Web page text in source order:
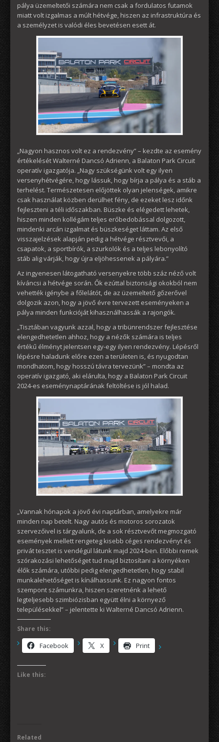
pálya üzemeltetői számára nem csak a fordulatos futamok
miatt volt izgalmas a múlt hétvége, hiszen az infrastruktúra és
a személyzet is valódi éles bevetésen esett át.
„Nagyon hasznos volt ez a rendezvény” – kezdte az esemény
értékelését Walterné Dancsó Adrienn, a Balaton Park Circuit
operatív igazgatója. „Nagy szükségünk volt egy ilyen
versenyhétvégére, hogy lássuk, hogy bírja a pálya és a stáb a
terhelést. Természetesen előjöttek olyan jelenségek, amikre
csak használat közben derülhet fény, de ezeket lesz időnk
fejleszteni a téli időszakban. Büszke és elégedett lehetek,
hiszen minden kollégám teljes erőbedobással dolgozott,
mindenki arcán izgalmat és büszkeséget láttam. Az első
visszajelzések alapján pedig a hétvége résztvevői, a
csapatok, a sportbírók, a szurkolók és a teljes lebonyolító
stáb alig várják, hogy újra eljöhessenek a pályára.”
Az ingyenesen látogatható versenyekre több száz néző volt
kíváncsi a hétvége során. Ők ezúttal biztonsági okokból nem
vehették igénybe a főlelátót, de az üzemeltető gőzerővel
dolgozik azon, hogy a jövő évre tervezett eseményeken a
pálya minden funkcióját kihasználhassák a rajongók.
„Tisztában vagyunk azzal, hogy a tribünrendszer fejlesztése
elengedhetetlen ahhoz, hogy a nézők számára is teljes
értékű élményt jelentsen egy-egy ilyen rendezvény. Lépésről
lépésre haladunk előre ezen a területen is, és nyugodtan
mondhatom, hogy hosszú távra tervezünk” – mondta az
operatív igazgató, aki elárulta, hogy a Balaton Park Circuit
2024-es eseménynaptárának feltöltése is jól halad.
„Vannak hónapok a jövő évi naptárban, amelyekre már
minden nap betelt. Nagy autós és motoros sorozatok
szervezőivel is tárgyalunk, de a sok résztvevőt megmozgató
események mellett rengeteg kisebb céges rendezvényt és
privát tesztet is vendégül látunk majd 2024-ben. Előbbi remek
szórakozási lehetőséget tud majd biztosítani a környéken
élők számára, utóbbi pedig elengedhetetlen, hogy stabil
munkalehetőséget is kínálhassunk. Ez nagyon fontos
szempont számunkra, hiszen szeretnénk a lehető
legteljesebb szimbiózisban együtt élni a környező
településekkel” – jelentette ki Walterné Dancsó Adrienn.
Share this:
Facebook X Print
Like this:
Related